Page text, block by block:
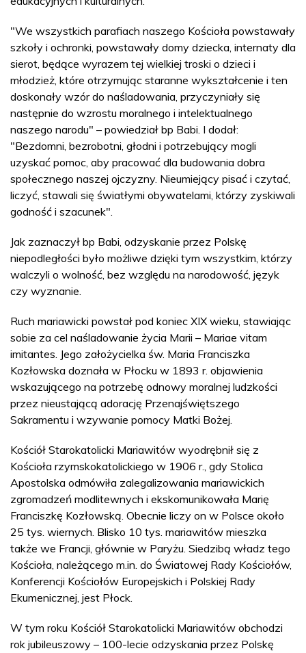
"We wszystkich parafiach naszego Kościoła powstawały
szkoły i ochronki, powstawały domy dziecka, internaty dla
sierot, będące wyrazem tej wielkiej troski o dzieci i
młodzież, które otrzymując staranne wykształcenie i ten
doskonały wzór do naśladowania, przyczyniały się
następnie do wzrostu moralnego i intelektualnego
naszego narodu" – powiedział bp Babi. I dodał:
"Bezdomni, bezrobotni, głodni i potrzebujący mogli
uzyskać pomoc, aby pracować dla budowania dobra
społecznego naszej ojczyzny. Nieumiejący pisać i czytać,
liczyć, stawali się światłymi obywatelami, którzy zyskiwali
godność i szacunek".
Jak zaznaczył bp Babi, odzyskanie przez Polskę
niepodległości było możliwe dzięki tym wszystkim, którzy
walczyli o wolność, bez względu na narodowość, język
czy wyznanie.
Ruch mariawicki powstał pod koniec XIX wieku, stawiając
sobie za cel naśladowanie życia Marii – Mariae vitam
imitantes. Jego założycielka św. Maria Franciszka
Kozłowska doznała w Płocku w 1893 r. objawienia
wskazującego na potrzebę odnowy moralnej ludzkości
przez nieustającą adorację Przenajświętszego
Sakramentu i wzywanie pomocy Matki Bożej.
Kościół Starokatolicki Mariawitów wyodrębnił się z
Kościoła rzymskokatolickiego w 1906 r., gdy Stolica
Apostolska odmówiła zalegalizowania mariawickich
zgromadzeń modlitewnych i ekskomunikowała Marię
Franciszkę Kozłowską. Obecnie liczy on w Polsce około
25 tys. wiernych. Blisko 10 tys. mariawitów mieszka
także we Francji, głównie w Paryżu. Siedzibą władz tego
Kościoła, należącego m.in. do Światowej Rady Kościołów,
Konferencji Kościołów Europejskich i Polskiej Rady
Ekumenicznej, jest Płock.
W tym roku Kościół Starokatolicki Mariawitów obchodzi
rok jubileuszowy – 100-lecie odzyskania przez Polskę